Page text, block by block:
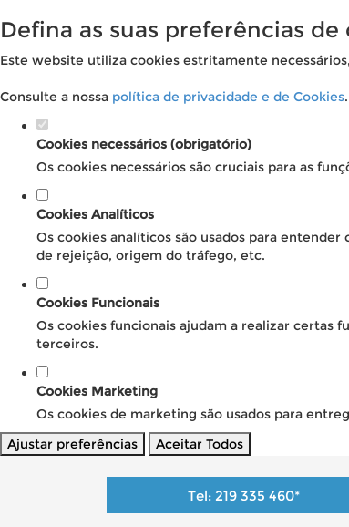
Defina as suas preferências
Este website utiliza cookies estritamente
Consulte a nossa política de privacidade e de Cookies.
Cookies necessários (obrigatório)
Os cookies necessários são cruciais para as
Cookies Analíticos
Os cookies analíticos são usados para
de rejeição, origem do tráfego, etc.
Cookies Funcionais
Os cookies funcionais ajudam a realizar certas
terceiros.
Cookies Marketing
Os cookies de marketing são usados para
Ajustar preferências
Aceitar Todos
Tel: 219 335 460*